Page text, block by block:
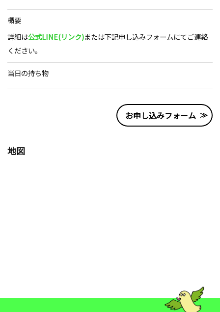
概要
詳細は公式LINE(リンク)または下記申し込みフォームにてご連絡
ください。
当日の持ち物
お申し込みフォーム
地図